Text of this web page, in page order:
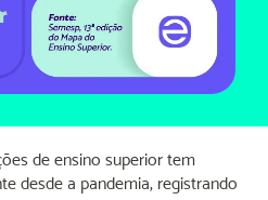
de ensino superior tem
desde a pandemia, registrando